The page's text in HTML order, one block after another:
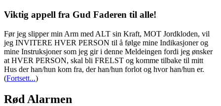
Viktig appell fra Gud Faderen til alle!
Før jeg slipper min Arm med ALT sin Kraft, MOT Jordkloden, vil
jeg INVITERE HVER PERSON til å følge mine Indikasjoner og
mine Instruksjoner som jeg gir i denne Meldeingen fordi jeg ønsker
at HVER PERSON, skal bli FRELST og komme tilbake til mitt
Hus der han/hun kom fra, der han/hun forlot og hvor han/hun er.
(Fortsett...)
Rød Alarmen